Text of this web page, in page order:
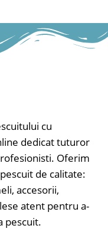
ce garantează o
și durabilitate crescută.
atrage răpitorii chiar din
în care aterizează pe
o evoluție atractivă. Cele 2
cu care este echipat sunt
de ascuțite și asigură o rată
mai bună și de
o fixare bună în gura
uri atractive
naturală
cu
dedicat tuturor
Oferim
de calitate:
accesorii,
atent pentru a-
pescuit.